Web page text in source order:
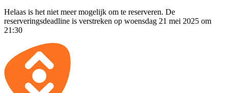
Helaas is het niet meer mogelijk om te reserveren. De
reserveringsdeadline is verstreken op woensdag 21 mei 2025 om
21:30